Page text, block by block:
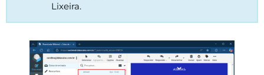
Lixeira.